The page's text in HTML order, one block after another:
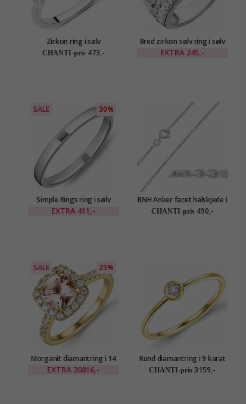
Zirkon ring i sølv
CHANTI-pris 473,-
Bred zirkon sølv ring i sølv
EXTRA 245,-
SALE 30%
Simple Rings ring i sølv
EXTRA 411,-
BNH Anker facet halskjede i
sølv 45 cm x 1,4 mm
CHANTI-pris 490,-
SALE 25%
Morganit diamantring i 14
karat gull 1,25 ct 0,44 ct
EXTRA 20816,-
Rund diamantring i 9 karat
gull og hvitt gull 0,01 ct
CHANTI-pris 3159,-